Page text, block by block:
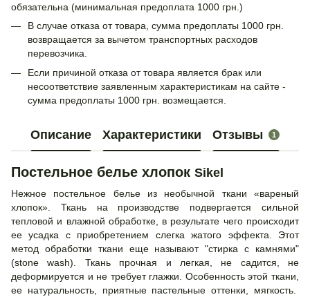
обязательна (минимальная предоплата 1000 грн.)
В случае отказа от товара, сумма предоплаты 1000 грн.
возвращается за вычетом транспортных расходов
перевозчика.
Если причиной отказа от товара является брак или
несоответствие заявленным характеристикам на сайте -
сумма предоплаты 1000 грн. возмещается.
Описание Характеристики Отзывы 1
Постельное белье хлопок Sikel
Нежное постельное белье из необычной ткани «вареный
хлопок». Ткань на производстве подвергается сильной
тепловой и влажной обработке, в результате чего происходит
ее усадка с приобретением слегка жатого эффекта. Этот
метод обработки ткани еще называют "стирка с камнями"
(stone wash). Ткань прочная и легкая, не садится, не
деформируется и не требует глажки. Особенность этой ткани,
ее натуральность, приятные пастельные оттенки, мягкость.